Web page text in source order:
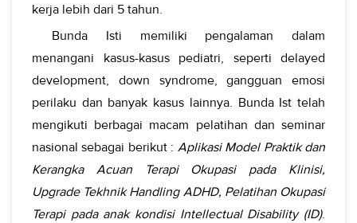
kerja lebih dari 5 tahun.
Bunda Isti memiliki pengalaman dalam
menangani kasus-kasus pediatri, seperti delayed
development, down syndrome, gangguan emosi
perilaku dan banyak kasus lainnya. Bunda Ist telah
mengikuti berbagai macam pelatihan dan seminar
nasional sebagai berikut : Aplikasi Model Praktik dan
Kerangka Acuan Terapi Okupasi pada Klinisi,
Upgrade Tekhnik Handling ADHD, Pelatihan Okupasi
Terapi pada anak kondisi Intellectual Disability (ID).